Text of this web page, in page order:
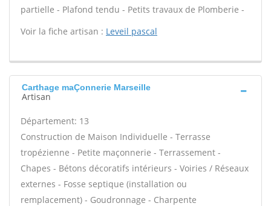
partielle - Plafond tendu - Petits travaux de Plomberie -
Voir la fiche artisan : Leveil pascal
Carthage maÇonnerie Marseille
Artisan
Département: 13
Construction de Maison Individuelle - Terrasse
tropézienne - Petite maçonnerie - Terrassement -
Chapes - Bétons décoratifs intérieurs - Voiries / Réseaux
externes - Fosse septique (installation ou
remplacement) - Goudronnage - Charpente